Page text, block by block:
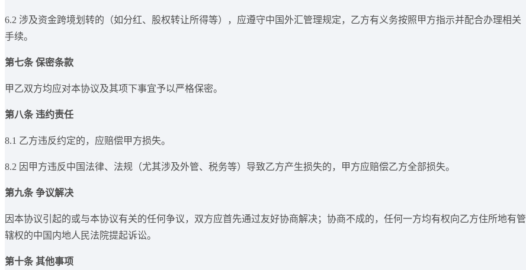
6.2 涉及资金跨境划转的（如分红、股权转让所得等），应遵守中国外汇管理规定，乙方有义务按照甲方指示并配合办理相关
手续。
第七条 保密条款
甲乙双方均应对本协议及其项下事宜予以严格保密。
第八条 违约责任
8.1 乙方违反约定的，应赔偿甲方损失。
8.2 因甲方违反中国法律、法规（尤其涉及外管、税务等）导致乙方产生损失的，甲方应赔偿乙方全部损失。
第九条 争议解决
因本协议引起的或与本协议有关的任何争议，双方应首先通过友好协商解决；协商不成的，任何一方均有权向乙方住所地有管
辖权的中国内地人民法院提起诉讼。
第十条 其他事项